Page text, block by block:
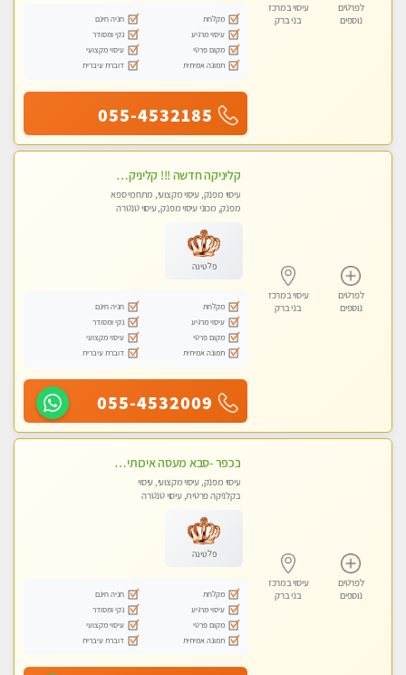
לפרטים
נוספים
עיסוי במרכז
בני ברק
מקלחת
חניה חינם
עיסוי מרגיע
נקי ומסודר
מקום פרטי
עיסוי מקצועי
תמונה אמיתית
דוברת עיברית
055-4532185
לפרטים
נוספים
עיסוי במרכז
בני ברק
קליניקה חדשה !!! קליניקה פרטית ואיכותית במיוחד בהרצליה
עיסוי מפנק, עיסוי מקצועי, מתחמי ספא
מפנק, מכוני עיסוי מפנק, עיסוי טנטרה
פלטינה
מקלחת
חניה חינם
עיסוי מרגיע
נקי ומסודר
מקום פרטי
עיסוי מקצועי
תמונה אמיתית
דוברת עיברית
055-4532009
לפרטים
נוספים
עיסוי במרכז
בני ברק
בכפר -סבא מעסה איכותית מקצועית ומפנקת מאוד חדשה מעסה צעירה ואלופה לעיסוי מפנק מומלץ מאוד ....פרטי!!
עיסוי מפנק, עיסוי מקצועי, עיסוי
בקלניקה פרטית, עיסוי טנטרה
פלטינה
מקלחת
חניה חינם
עיסוי מרגיע
נקי ומסודר
מקום פרטי
עיסוי מקצועי
תמונה אמיתית
דוברת עיברית